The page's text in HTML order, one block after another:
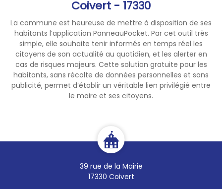
Coivert - 17330
La commune est heureuse de mettre à disposition de ses
habitants l’application PanneauPocket. Par cet outil très
simple, elle souhaite tenir informés en temps réel les
citoyens de son actualité au quotidien, et les alerter en
cas de risques majeurs. Cette solution gratuite pour les
habitants, sans récolte de données personnelles et sans
publicité, permet d’établir un véritable lien privilégié entre
le maire et ses citoyens.
39 rue de la Mairie
17330 Coivert